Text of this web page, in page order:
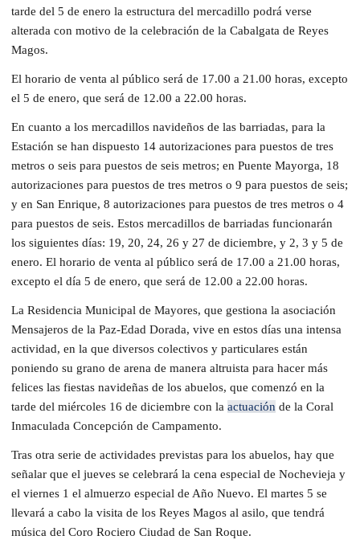
tarde del 5 de enero la estructura del mercadillo podrá verse
alterada con motivo de la celebración de la Cabalgata de Reyes
Magos.
El horario de venta al público será de 17.00 a 21.00 horas, excepto
el 5 de enero, que será de 12.00 a 22.00 horas.
En cuanto a los mercadillos navideños de las barriadas, para la
Estación se han dispuesto 14 autorizaciones para puestos de tres
metros o seis para puestos de seis metros; en Puente Mayorga, 18
autorizaciones para puestos de tres metros o 9 para puestos de seis;
y en San Enrique, 8 autorizaciones para puestos de tres metros o 4
para puestos de seis. Estos mercadillos de barriadas funcionarán
los siguientes días: 19, 20, 24, 26 y 27 de diciembre, y 2, 3 y 5 de
enero. El horario de venta al público será de 17.00 a 21.00 horas,
excepto el día 5 de enero, que será de 12.00 a 22.00 horas.
La Residencia Municipal de Mayores, que gestiona la asociación
Mensajeros de la Paz-Edad Dorada, vive en estos días una intensa
actividad, en la que diversos colectivos y particulares están
poniendo su grano de arena de manera altruista para hacer más
felices las fiestas navideñas de los abuelos, que comenzó en la
tarde del miércoles 16 de diciembre con la actuación de la Coral
Inmaculada Concepción de Campamento.
Tras otra serie de actividades previstas para los abuelos, hay que
señalar que el jueves se celebrará la cena especial de Nochevieja y
el viernes 1 el almuerzo especial de Año Nuevo. El martes 5 se
llevará a cabo la visita de los Reyes Magos al asilo, que tendrá
música del Coro Rociero Ciudad de San Roque.